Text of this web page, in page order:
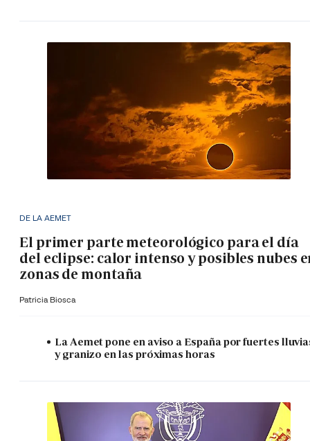
DE LA AEMET
El primer parte meteorológico para el día
del eclipse: calor intenso y posibles nubes
zonas de montaña
Patricia Biosca
La Aemet pone en aviso a España por fuertes
y granizo en las próximas horas